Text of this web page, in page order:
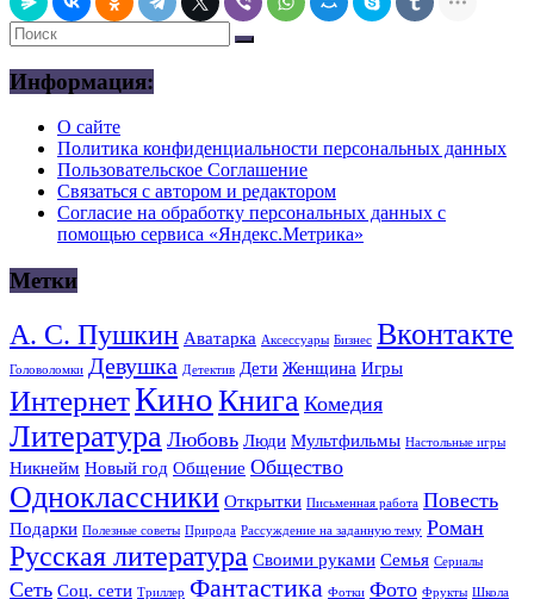
Информация:
О сайте
Политика конфиденциальности персональных данных
Пользовательское Соглашение
Связаться с автором и редактором
Согласие на обработку персональных данных с
помощью сервиса «Яндекс.Метрика»
Метки
А. С. Пушкин Аватарка Аксессуары Бизнес Вконтакте
Головоломки Девушка Детектив Дети Женщина Игры
ИнтернетКиноКнига Комедия
Литература Любовь Люди Мультфильмы Настольные игры
Никнейм Новый год Общение Общество
Одноклассники Открытки Письменная работа Повесть
Подарки Полезные советы Природа Рассуждение на заданную тему Роман
Русская литература Своими руками Семья Сериалы
Сеть Соц. сети Триллер Фантастика Фотки Фото Фрукты Школа